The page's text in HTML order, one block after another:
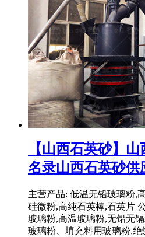
【山西石英砂】
名录山西石英砂供
主营产品: 低温无铅玻璃粉,
硅微粉,高纯石英棒,石英片
玻璃粉,高温玻璃粉,无铅无
玻璃粉、填充料用玻璃粉,